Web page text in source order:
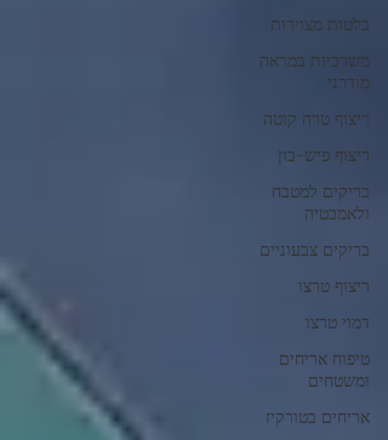
בלטות מצוירות
משרביות במראה
מודרני
ריצוף טרה קוטה
ריצוף פיש-בון
בריקים למטבח
ולאמבטיה
בריקים צבעוניים
ריצוף טרצו
דמוי טרצו
טיפוח אריחים
ומשטחים
אריחים בטורקיז